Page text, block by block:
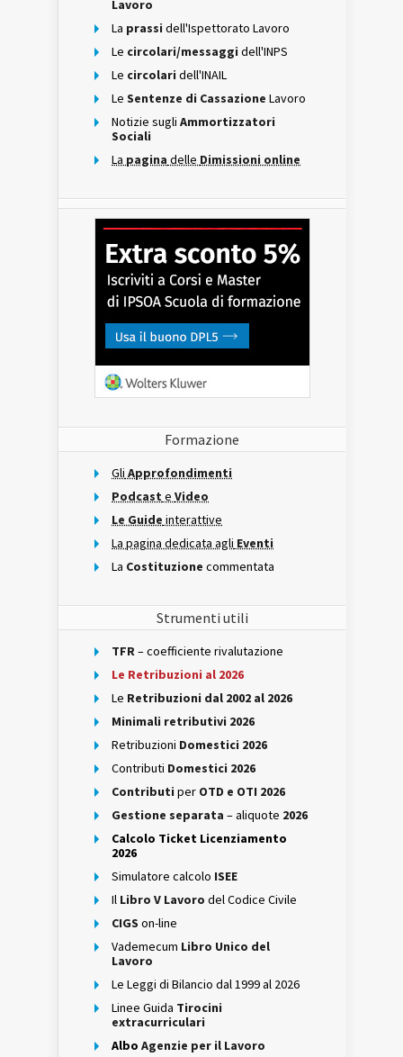
Lavoro
La prassi dell'Ispettorato Lavoro
Le circolari/messaggi dell'INPS
Le circolari dell'INAIL
Le Sentenze di Cassazione Lavoro
Notizie sugli Ammortizzatori
Sociali
La pagina delle Dimissioni online
Formazione
Gli Approfondimenti
Podcast e Video
Le Guide interattive
La pagina dedicata agli Eventi
La Costituzione commentata
Strumenti utili
TFR– coefficiente rivalutazione
Le Retribuzioni al 2026
Le Retribuzioni dal 2002 al 2026
Minimali retributivi 2026
Retribuzioni Domestici 2026
Contributi Domestici 2026
Contributi per OTD e OTI 2026
Gestione separata – aliquote 2026
Calcolo Ticket Licenziamento
2026
Simulatore calcolo ISEE
Il Libro V Lavoro del Codice Civile
CIGS on-line
Vademecum Libro Unico del
Lavoro
Le Leggi di Bilancio dal 1999 al 2026
Linee Guida Tirocini
extracurriculari
Albo Agenzie per il Lavoro